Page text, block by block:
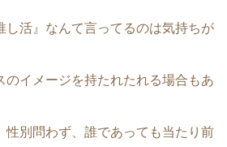
し活』なんて言ってるのは気持ちが
のイメージを持たれたれる場合もあ
性別問わず、誰であっても当たり前